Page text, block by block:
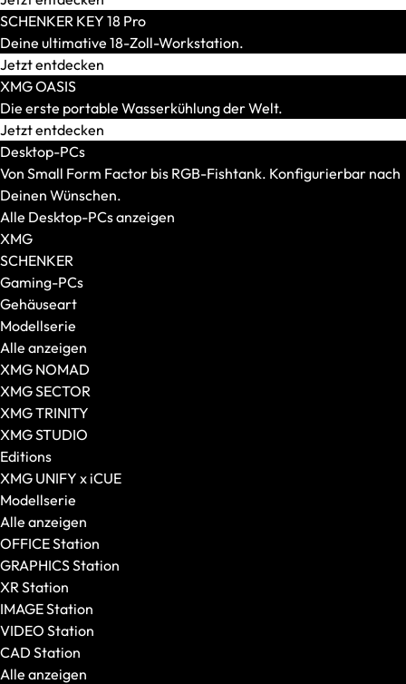
SCHENKER KEY 18 Pro
Deine ultimative 18-Zoll-Workstation.
Jetzt entdecken
XMG OASIS
Die erste portable Wasserkühlung der Welt.
Jetzt entdecken
Desktop-PCs
Von Small Form Factor bis RGB-Fishtank. Konfigurierbar nach
Deinen Wünschen.
Alle Desktop-PCs anzeigen
XMG
SCHENKER
Gaming-PCs
Gehäuseart
Modellserie
Alle anzeigen
XMG NOMAD
XMG SECTOR
XMG TRINITY
XMG STUDIO
Editions
XMG UNIFY x iCUE
Modellserie
Alle anzeigen
OFFICE Station
GRAPHICS Station
XR Station
IMAGE Station
VIDEO Station
CAD Station
Alle anzeigen
Alle anzeigen
AR-Headsets
Transport und Zubehör
Alle anzeigen
Transport und Lagerung
Zubehör und Peripherie
VR Ready-Laptops
Alle anzeigen
Marke / Modellserie
Mäuse
Alle anzeigen
Gaming-Mäuse
Kabellose Mäuse
Kabelgebundene Mäuse
Maus-Tastatur-Sets
Mauspads